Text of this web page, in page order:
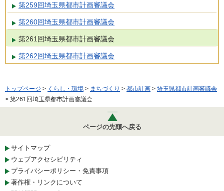
第259回埼玉県都市計画審議会
第260回埼玉県都市計画審議会
第261回埼玉県都市計画審議会
第262回埼玉県都市計画審議会
トップページ > くらし・環境 > まちづくり > 都市計画 > 埼玉県都市計画審議会
> 第261回埼玉県都市計画審議会
ページの先頭へ戻る
サイトマップ
ウェブアクセシビリティ
プライバシーポリシー・免責事項
著作権・リンクについて